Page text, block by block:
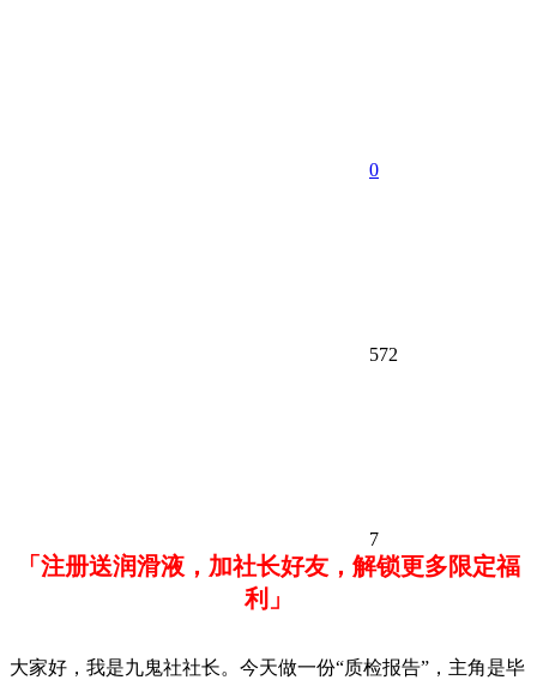
0
572
7
「注册送润滑液，加社长好友，解锁更多限定福
利」
大家好，我是九鬼社社长。今天做一份“质检报告”，主角是毕